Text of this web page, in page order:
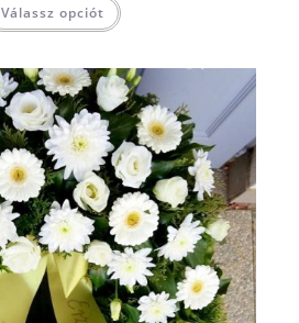
Válassz opciót a
van.
A
változatok
a
termékoldalon
választhatók
ki